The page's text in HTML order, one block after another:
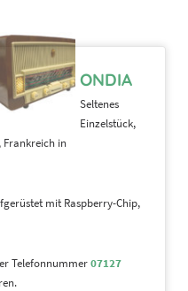
ONDIA
Seltenes
Einzelstück,
Frankreich in
mit Raspberry-Chip,
Telefonnummer07127